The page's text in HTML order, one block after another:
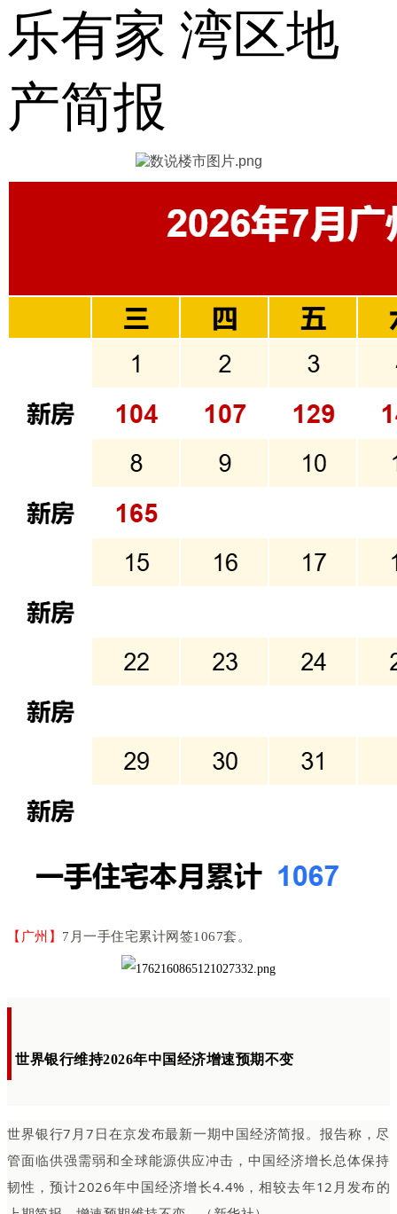
乐有家 湾区地
产简报
【广州】 7月一手住宅累计网签1067套。
世界银行维持2026年中国经济增速预期不变
世界银行7月7日在京发布最新一期中国经济简报。报告称，尽
管面临供强需弱和全球能源供应冲击，中国经济增长总体保持
韧性，预计2026年中国经济增长4.4%，相较去年12月发布的